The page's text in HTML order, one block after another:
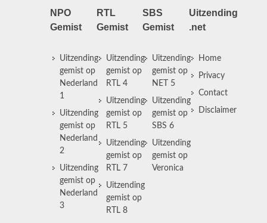
NPO
Gemist
Uitzending
gemist op
Nederland
1
Uitzending
gemist op
Nederland
2
Uitzending
gemist op
Nederland
3
RTL
Gemist
Uitzending
gemist op
RTL 4
Uitzending
gemist op
RTL 5
Uitzending
gemist op
RTL 7
Uitzending
gemist op
RTL 8
SBS
Gemist
Uitzending
gemist op
NET 5
Uitzending
gemist op
SBS 6
Uitzending
gemist op
Veronica
Uitzending
.net
Home
Privacy
Contact
Disclaimer